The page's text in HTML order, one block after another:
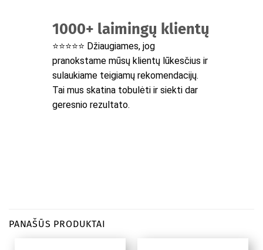
1000+ laimingų klientų
⭐⭐⭐⭐⭐ Džiaugiames, jog
pranokstame mūsų klientų lūkesčius ir
sulaukiame teigiamų rekomendacijų.
Tai mus skatina tobulėti ir siekti dar
geresnio rezultato.
PANAŠŪS PRODUKTAI